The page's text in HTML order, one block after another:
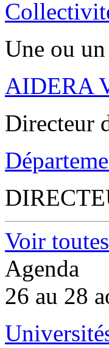
Une ou
AIDERA
Directeur
Voir
Agenda
26 au 28